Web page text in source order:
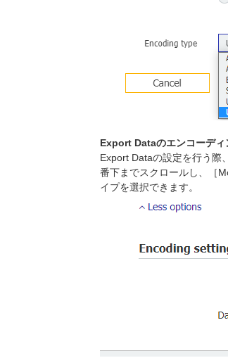
Export Dataのエンコーディ
Export Dataの設定を行う際
番下までスクロールし、［
イプを選択できます。